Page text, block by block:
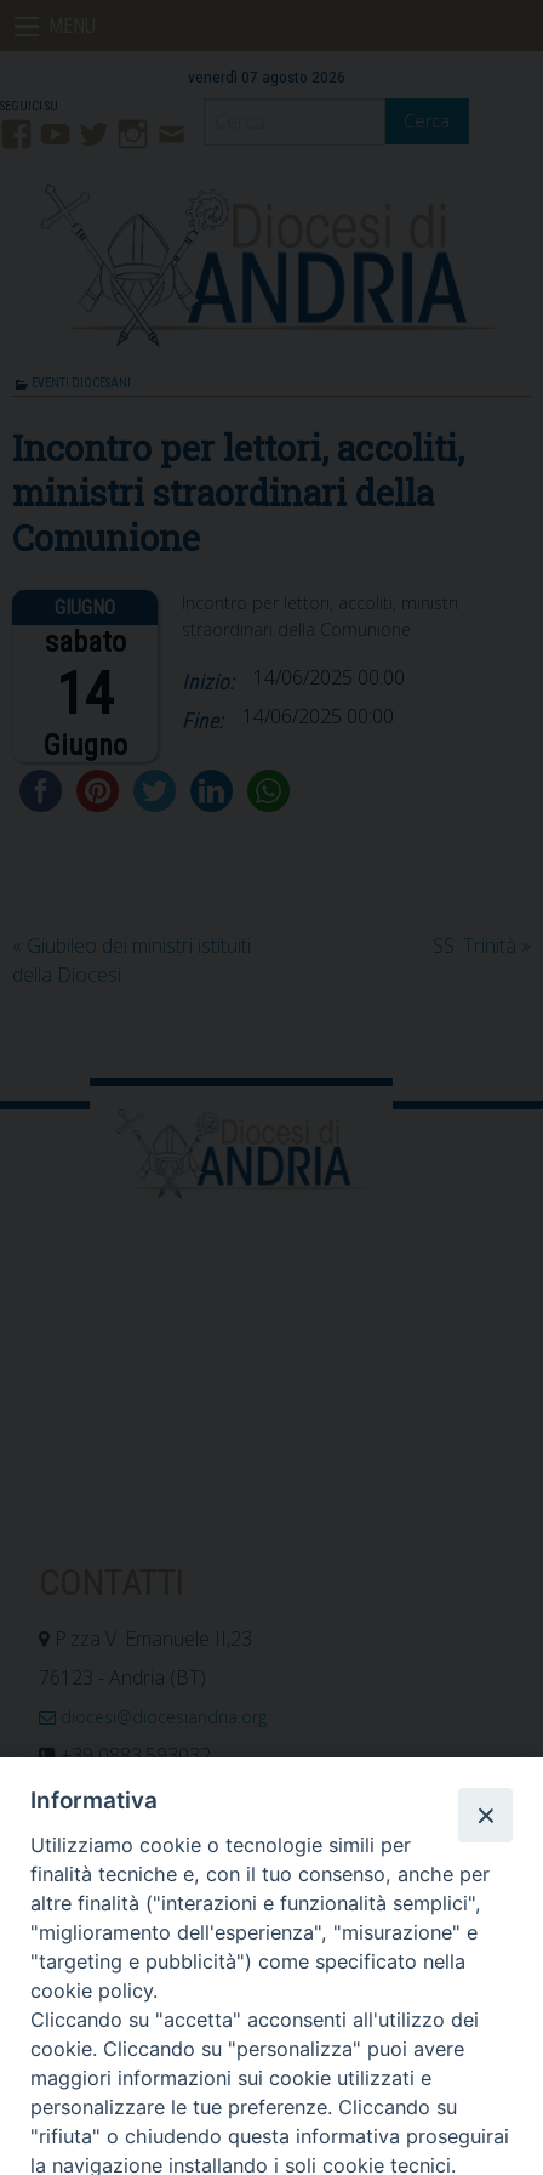
venerdì 07 agosto 2026
Mail
Cerca
EVENTI DIOCESANI
Incontro per lettori, accoliti,
ministri straordinari della
Comunione
sabato
14
Giugno
Incontro per lettori, accoliti, ministri
straordinari della Comunione
Inizio: 14/06/2025 00:00
Fine: 14/06/2025 00:00
« Giubileo dei ministri istituiti
della Diocesi
SS. Trinità »
P.zza V. Emanuele II,23
76123 - Andria (BT)
diocesi@diocesiandria.org
+39 0883.593032
+39 0883.592596
ORARIO E CALENDARI
Orari uffici
Calendario diocesano
Orario messe
Per invio di comunicati, notizie e segnalazioni scrivere a:
stampa@diocesiandria.org
Informativa
Utilizziamo cookie o tecnologie simili per
finalità tecniche e, con il tuo consenso, anche per
altre finalità ("interazioni e funzionalità semplici",
"miglioramento dell'esperienza", "misurazione" e
"targeting e pubblicità") come specificato nella
cookie policy.
Cliccando su "accetta" acconsenti all'utilizzo dei
cookie. Cliccando su "personalizza" puoi avere
maggiori informazioni sui cookie utilizzati e
personalizzare le tue preferenze. Cliccando su
"rifiuta" o chiudendo questa informativa proseguirai
la navigazione installando i soli cookie tecnici.